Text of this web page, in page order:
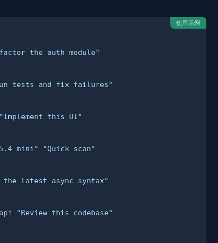
使用示例
the auth module"
tests and fix failures"
this UI"
mini" "Quick scan"
the latest async syntax"
"Review this codebase"